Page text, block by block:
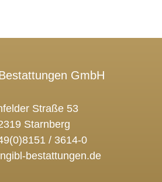
GmbH
Straße 53
Starnberg
/ 3614-0
bestattungen.de